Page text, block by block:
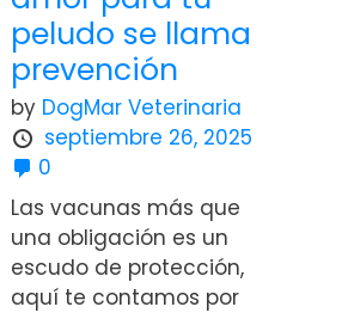
peludo se llama
prevención
by DogMar Veterinaria
septiembre 26, 2025
0
Las vacunas más que
una obligación es un
escudo de protección,
aquí te contamos por